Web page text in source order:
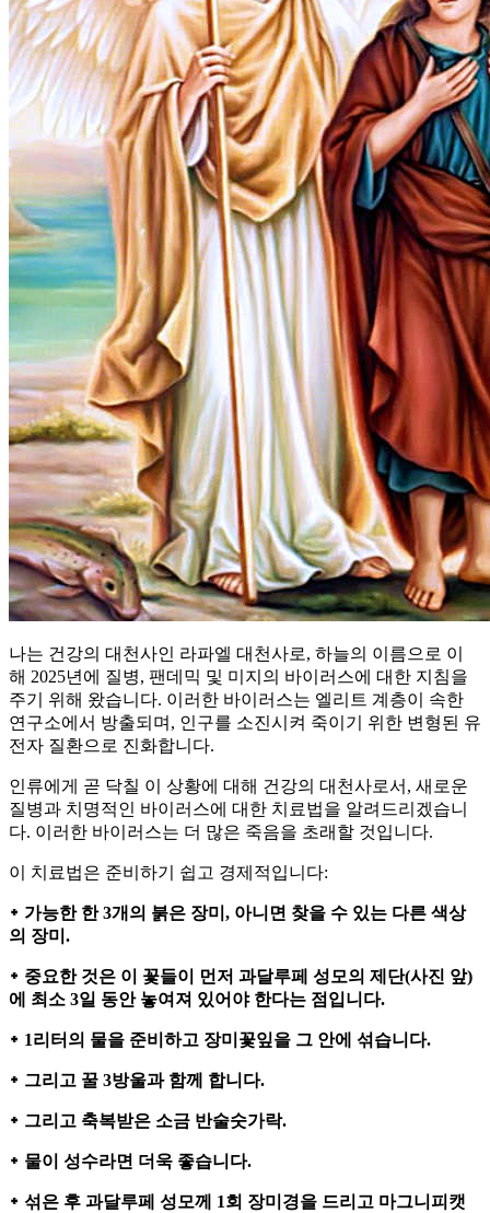
나는 건강의 대천사인 라파엘 대천사로, 하늘의 이름으로 이
해 2025년에 질병, 팬데믹 및 미지의 바이러스에 대한 지침을
주기 위해 왔습니다. 이러한 바이러스는 엘리트 계층이 속한
연구소에서 방출되며, 인구를 소진시켜 죽이기 위한 변형된 유
전자 질환으로 진화합니다.
인류에게 곧 닥칠 이 상황에 대해 건강의 대천사로서, 새로운
질병과 치명적인 바이러스에 대한 치료법을 알려드리겠습니
다. 이러한 바이러스는 더 많은 죽음을 초래할 것입니다.
이 치료법은 준비하기 쉽고 경제적입니다:
᛭ 가능한 한 3개의 붉은 장미, 아니면 찾을 수 있는 다른 색상
의 장미.
᛭ 중요한 것은 이 꽃들이 먼저 과달루페 성모의 제단(사진 앞)
에 최소 3일 동안 놓여져 있어야 한다는 점입니다.
᛭ 1리터의 물을 준비하고 장미꽃잎을 그 안에 섞습니다.
᛭ 그리고 꿀 3방울과 함께 합니다.
᛭ 그리고 축복받은 소금 반술숫가락.
᛭ 물이 성수라면 더욱 좋습니다.
᛭ 섞은 후 과달루페 성모께 1회 장미경을 드리고 마그니피캣